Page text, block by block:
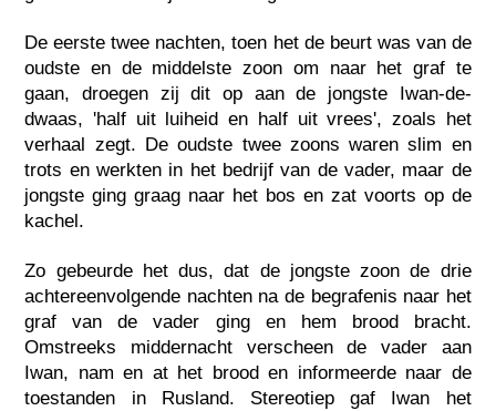
De eerste twee nachten, toen het de beurt was van de
oudste en de middelste zoon om naar het graf te
gaan, droegen zij dit op aan de jongste Iwan-de-
dwaas, 'half uit luiheid en half uit vrees', zoals het
verhaal zegt. De oudste twee zoons waren slim en
trots en werkten in het bedrijf van de vader, maar de
jongste ging graag naar het bos en zat voorts op de
kachel.
Zo gebeurde het dus, dat de jongste zoon de drie
achtereenvolgende nachten na de begrafenis naar het
graf van de vader ging en hem brood bracht.
Omstreeks middernacht verscheen de vader aan
Iwan, nam en at het brood en informeerde naar de
toestanden in Rusland. Stereotiep gaf Iwan het